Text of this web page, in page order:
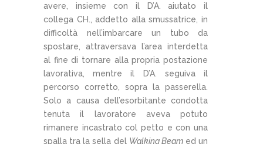
avere, insieme con il D’A. aiutato il
collega CH., addetto alla smussatrice, in
difficoltà nell’imbarcare un tubo da
spostare, attraversava l’area interdetta
al fine di tornare alla propria postazione
lavorativa, mentre il D’A. seguiva il
percorso corretto, sopra la passerella.
Solo a causa dell’esorbitante condotta
tenuta il lavoratore aveva potuto
rimanere incastrato col petto e con una
spalla tra la sella del Walking Beamed un